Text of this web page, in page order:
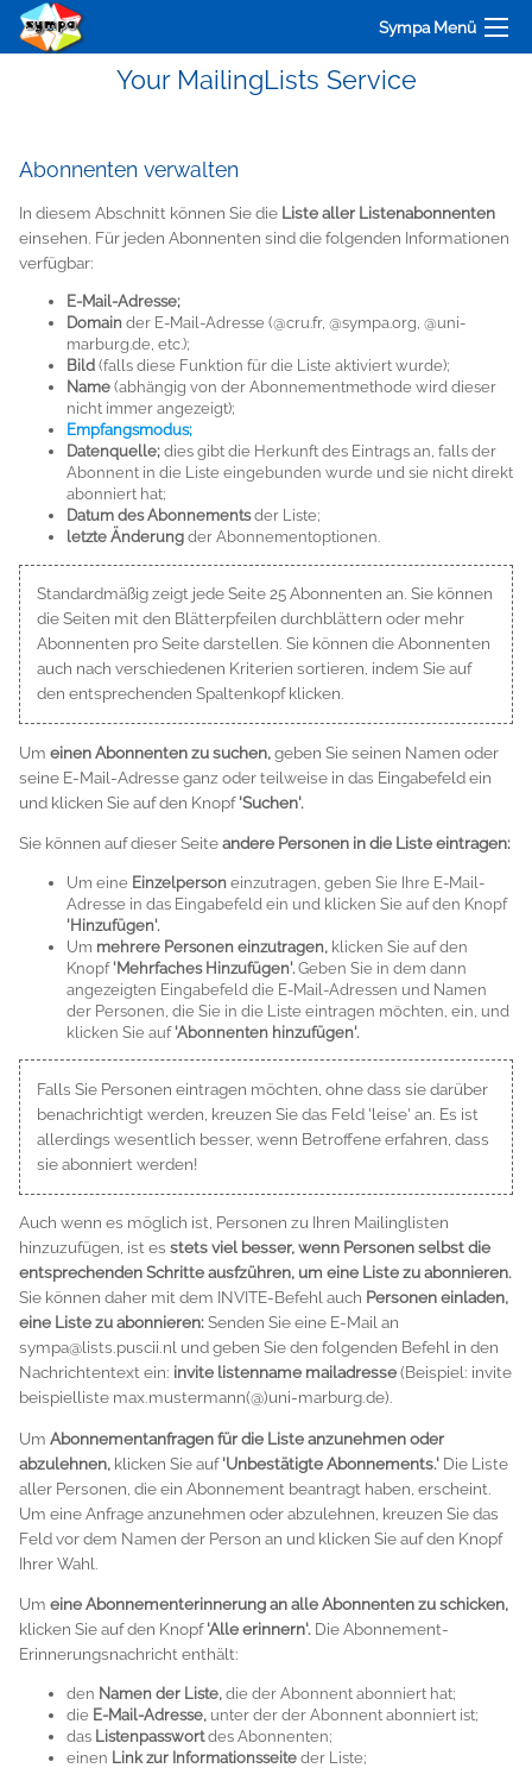
Sympa Menü
Your MailingLists Service
Abonnenten verwalten
In diesem Abschnitt können Sie die Liste aller Listenabonnenten
einsehen. Für jeden Abonnenten sind die folgenden Informationen
verfügbar:
E-Mail-Adresse;
Domain der E-Mail-Adresse (@cru.fr, @sympa.org, @uni-
marburg.de, etc.);
Bild (falls diese Funktion für die Liste aktiviert wurde);
Name (abhängig von der Abonnementmethode wird dieser
nicht immer angezeigt);
Empfangsmodus;
Datenquelle; dies gibt die Herkunft des Eintrags an, falls der
Abonnent in die Liste eingebunden wurde und sie nicht direkt
abonniert hat;
Datum des Abonnementsder Liste;
letzte Änderung der Abonnementoptionen.
Standardmäßig zeigt jede Seite 25 Abonnenten an. Sie können
die Seiten mit den Blätterpfeilen durchblättern oder mehr
Abonnenten pro Seite darstellen. Sie können die Abonnenten
auch nach verschiedenen Kriterien sortieren, indem Sie auf
den entsprechenden Spaltenkopf klicken.
Um einen Abonnenten zu suchen,geben Sie seinen Namen oder
seine E-Mail-Adresse ganz oder teilweise in das Eingabefeld ein
und klicken Sie auf den Knopf'Suchen'.
Sie können auf dieser Seiteandere Personen in die Liste eintragen:
Um eine Einzelperson einzutragen, geben Sie Ihre E-Mail-
Adresse in das Eingabefeld ein und klicken Sie auf den Knopf
'Hinzufügen'.
Um mehrere Personen einzutragen, klicken Sie auf den
Knopf 'Mehrfaches Hinzufügen'. Geben Sie in dem dann
angezeigten Eingabefeld die E-Mail-Adressen und Namen
der Personen, die Sie in die Liste eintragen möchten, ein, und
klicken Sie auf 'Abonnenten hinzufügen'.
Falls Sie Personen eintragen möchten, ohne dass sie darüber
benachrichtigt werden, kreuzen Sie das Feld 'leise' an. Es ist
allerdings wesentlich besser, wenn Betroffene erfahren, dass
sie abonniert werden!
Auch wenn es möglich ist, Personen zu Ihren Mailinglisten
hinzuzufügen, ist es stets viel besser, wenn Personen selbst die
entsprechenden Schritte ausfzühren, um eine Liste zu abonnieren.
Sie können daher mit dem INVITE-Befehl auch Personen einladen,
eine Liste zu abonnieren:Senden Sie eine E-Mail an
sympa@lists.puscii.nl und geben Sie den folgenden Befehl in den
Nachrichtentext ein: invite listenname mailadresse(Beispiel: invite
beispielliste max.mustermann(@)uni-marburg.de).
Um Abonnementanfragen für die Liste anzunehmen oder
abzulehnen, klicken Sie auf'Unbestätigte Abonnements.' Die Liste
aller Personen, die ein Abonnement beantragt haben, erscheint.
Um eine Anfrage anzunehmen oder abzulehnen, kreuzen Sie das
Feld vor dem Namen der Person an und klicken Sie auf den Knopf
Ihrer Wahl.
Um eine Abonnementerinnerung an alle Abonnenten zu schicken,
klicken Sie auf den Knopf'Alle erinnern'. Die Abonnement-
Erinnerungsnachricht enthält:
den Namen der Liste, die der Abonnent abonniert hat;
die E-Mail-Adresse, unter der der Abonnent abonniert ist;
das Listenpasswortdes Abonnenten;
einen Link zur Informationsseite der Liste;